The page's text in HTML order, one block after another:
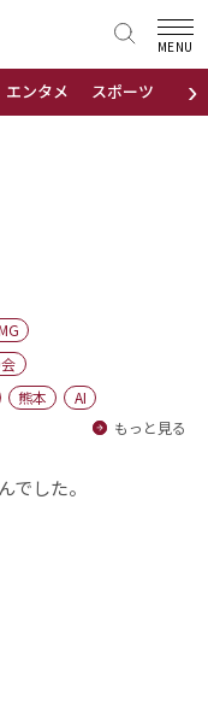
›
エンタメ スポーツ 地域
MENU
熊本
AI
もっと見る
でした。